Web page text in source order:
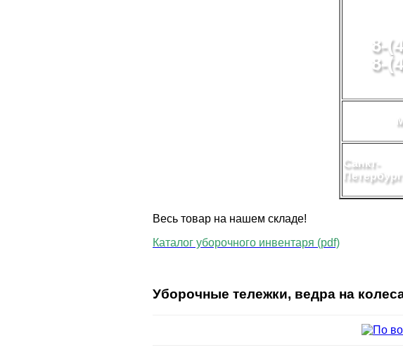
8-
8-
Санкт-
Петербург
Весь товар на нашем складе!
Каталог уборочного инвентаря (pdf)
Уборочные тележки, ведра на